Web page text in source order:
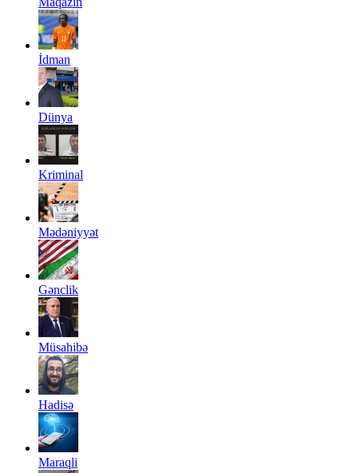
İdman
Dünya
Kriminal
Mədəniyyət
Gənclik
Müsahibə
Hadisə
Maraqli